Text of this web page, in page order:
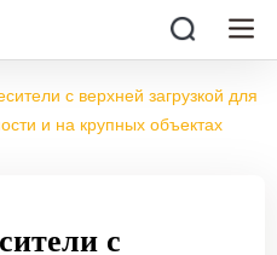
с верхней загрузкой для
и на крупных объектах
с